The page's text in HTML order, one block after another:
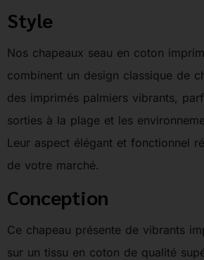
Style
Nos chapeaux seau en coton
combinent un design classique de
des imprimés palmiers vibrants,
sorties à la plage et les
Leur aspect élégant et fonctionnel
de votre marché.
Conception
Ce chapeau présente de vibrants
sur un tissu en coton de qualité